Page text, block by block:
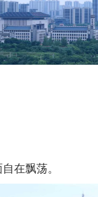
在飘荡。